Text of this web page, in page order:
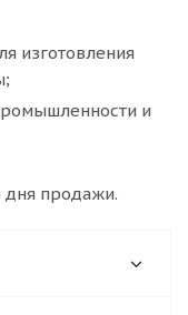
изготовления
и
дня продажи.